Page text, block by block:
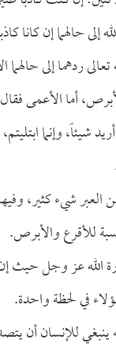
إلى حالهما إن كانا
ردهما إلى
أما الأعمى
شيئاً، وإنما
شيء كثير،
للأقرع والأبرص.
الله عز وجل حيث إن
في لحظة واحدة.
للإنسان أن